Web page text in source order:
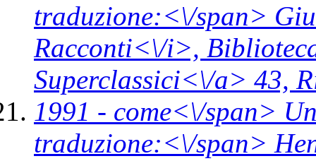
traduzione:<\/span>
Racconti<\/i>,
Superclassici<\/a> 43,
1991 - come<\/span>
traduzione:<\/span>